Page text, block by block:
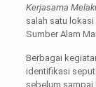
Kerjasama M
salah satu
Sumber Alam
Berbagai
identifikasi
sebelum sampai